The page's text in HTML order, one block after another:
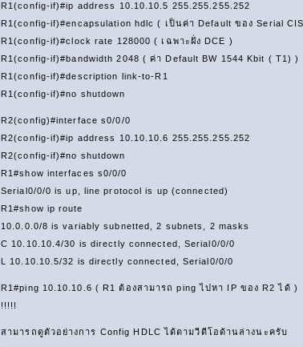
R1(config-if)#ip address 10.10.10.5 255.255.255.252
R1(config-if)#encapsulation hdlc ( เป็นค่า Default ของ Serial
R1(config-if)#clock rate 128000 ( เฉพาะฝั่ง DCE )
R1(config-if)#bandwidth 2048 ( ค่า Default BW 1544 Kbit ( T1) )
R1(config-if)#description link-to-R1
R1(config-if)#no shutdown
R2(config)#interface s0/0/0
R2(config-if)#ip address 10.10.10.6 255.255.255.252
R2(config-if)#no shutdown
R1#show interfaces s0/0/0
Serial0/0/0 is up, line protocol is up (connected)
R1#show ip route
10.0.0.0/8 is variably subnetted, 2 subnets, 2 masks
C 10.10.10.4/30 is directly connected, Serial0/0/0
L 10.10.10.5/32 is directly connected, Serial0/0/0
R1#ping 10.10.10.6 ( R1 ต้องสามารถ ping ไปหา IP ของ R2 ได้ )
!!!!!
สามารถดูตัวอย่างการ Config HDLC ได้ตามวีดีโอด้านล่างนะครับ